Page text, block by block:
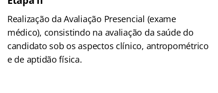
Realização da Avaliação Presencial (exame
médico), consistindo na avaliação da saúde do
candidato sob os aspectos clínico, antropométrico
e de aptidão física.